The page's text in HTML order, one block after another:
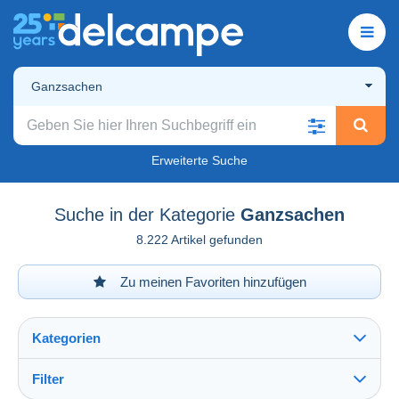
Ganzsachen
Erweiterte Suche
Suche in der Kategorie Ganzsachen
8.222 Artikel gefunden
Zu meinen Favoriten hinzufügen
Kategorien
Filter